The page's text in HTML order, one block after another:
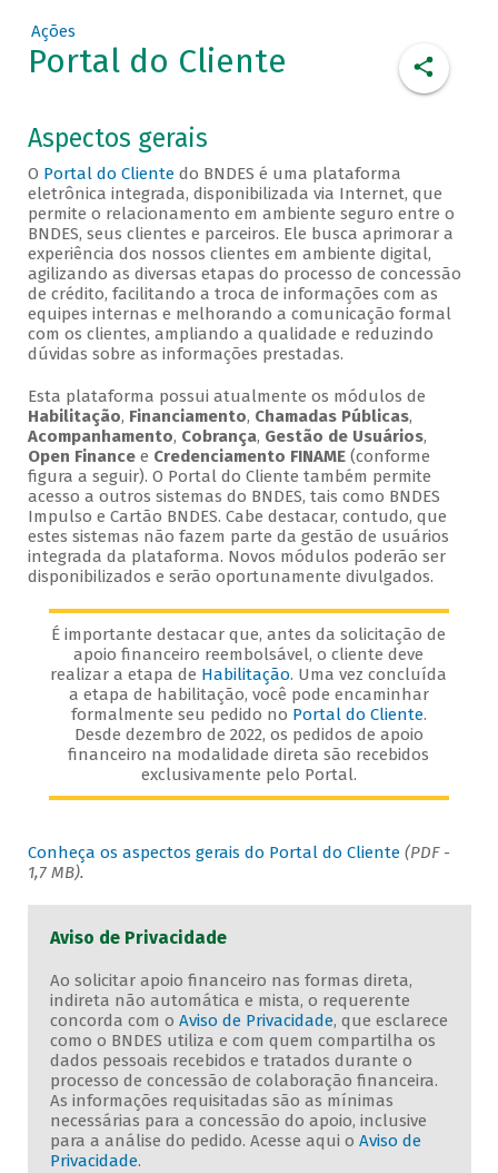
Ações
Portal do Cliente
Aspectos gerais
O Portal do Clientedo BNDES é uma plataforma
eletrônica integrada, disponibilizada via Internet, que
permite o relacionamento em ambiente seguro entre o
BNDES, seus clientes e parceiros. Ele busca aprimorar a
experiência dos nossos clientes em ambiente digital,
agilizando as diversas etapas do processo de concessão
de crédito, facilitando a troca de informações com as
equipes internas e melhorando a comunicação formal
com os clientes, ampliando a qualidade e reduzindo
dúvidas sobre as informações prestadas.
Esta plataforma possui atualmente os módulos de
Habilitação, Financiamento, Chamadas Públicas,
Acompanhamento, Cobrança, Gestão de Usuários,
Open Financee Credenciamento FINAME(conforme
figura a seguir). O Portal do Cliente também permite
acesso a outros sistemas do BNDES, tais como BNDES
Impulso e Cartão BNDES. Cabe destacar, contudo, que
estes sistemas não fazem parte da gestão de usuários
integrada da plataforma. Novos módulos poderão ser
disponibilizados e serão oportunamente divulgados.
É importante destacar que, antes da solicitação de
apoio financeiro reembolsável, o cliente deve
realizar a etapa de Habilitação. Uma vez concluída
a etapa de habilitação, você pode encaminhar
formalmente seu pedido no Portal do Cliente.
Desde dezembro de 2022, os pedidos de apoio
financeiro na modalidade direta são recebidos
exclusivamente pelo Portal.
Conheça os aspectos gerais do Portal do Cliente (PDF -
1,7 MB).
Aviso de Privacidade
Ao solicitar apoio financeiro nas formas direta,
indireta não automática e mista, o requerente
concorda com o Aviso de Privacidade, que esclarece
como o BNDES utiliza e com quem compartilha os
dados pessoais recebidos e tratados durante o
processo de concessão de colaboração financeira.
As informações requisitadas são as mínimas
necessárias para a concessão do apoio, inclusive
para a análise do pedido. Acesse aqui o Aviso de
Privacidade.